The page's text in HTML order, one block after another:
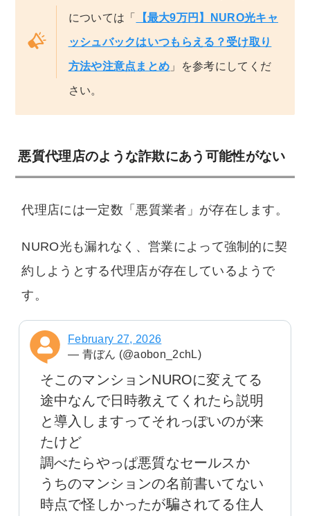
については「 【最大9万円】NURO光キャ
ッシュバックはいつもらえる？受け取り
方法や注意点まとめ 」を参考にしてくだ
さい。
悪質代理店のような詐欺にあう可能性がない
代理店には一定数「悪質業者」が存在します。
NURO光も漏れなく、営業によって強制的に契
約しようとする代理店が存在しているようで
す。
そこのマンションNUROに変えてる
途中なんで日時教えてくれたら説明
と導入しますってそれっぽいのが来
たけど
調べたらやっぱ悪質なセールスか
うちのマンションの名前書いてない
時点で怪しかったが騙されてる住人
— 青ぼん (@aobon_2chL)
February 27, 2026